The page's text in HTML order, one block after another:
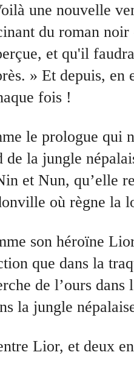
une nouvelle
du roman noir
et qu'il faudra
» Et depuis,
fois !
le prologue qui
la jungle
et Nun, qu’elle
où règne la
son héroïne
que dans la
de l’ours
la jungle
Lior, et deux